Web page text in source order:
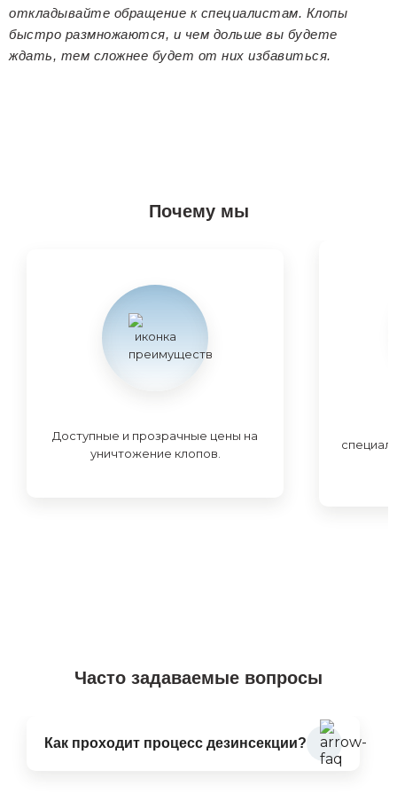
откладывайте обращение к специалистам. Клопы
быстро размножаются, и чем дольше вы будете
ждать, тем сложнее будет от них избавиться.
Почему мы
Доступные и прозрачные цены на
уничтожение клопов.
Часто задаваемые вопросы
Как проходит процесс дезинсекции?